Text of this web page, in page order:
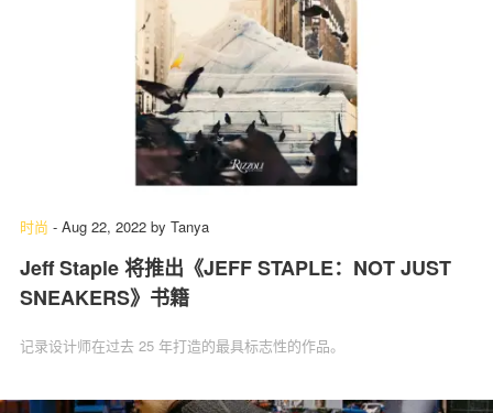
时尚 - Aug 22, 2022 by Tanya
Jeff Staple 将推出《JEFF STAPLE：NOT JUST
SNEAKERS》书籍
记录设计师在过去 25 年打造的最具标志性的作品。